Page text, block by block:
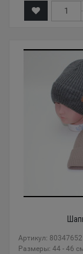
Артикул:
Размеры: 44 - 46